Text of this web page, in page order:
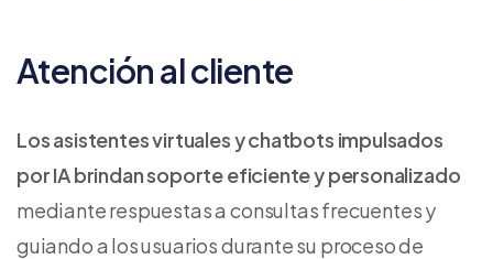
Atención al cliente
Los asistentes virtuales y chatbots impulsados
por IA brindan soporte eficiente y personalizado
mediante respuestas a consultas frecuentes y
guiando a los usuarios durante su proceso de